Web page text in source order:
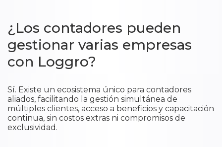
¿Los contadores pueden
gestionar varias empresas
con Loggro?
Sí. Existe un ecosistema único para contadores
aliados, facilitando la gestión simultánea de
múltiples clientes, acceso a beneficios y capacitación
continua, sin costos extras ni compromisos de
exclusividad.